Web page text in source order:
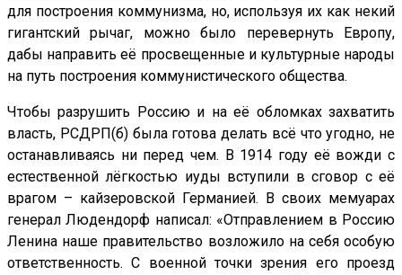
для построения коммунизма, но, используя их как некий
гигантский рычаг, можно было перевернуть Европу,
дабы направить её просвещенные и культурные народы
на путь построения коммунистического общества.
Чтобы разрушить Россию и на её обломках захватить
власть, РСДРП(б) была готова делать всё что угодно, не
останавливаясь ни перед чем. В 1914 году её вожди с
естественной лёгкостью иуды вступили в сговор с её
врагом – кайзеровской Германией. В своих мемуарах
генерал Людендорф написал: «Отправлением в Россию
Ленина наше правительство возложило на себя особую
ответственность. С военной точки зрения его проезд